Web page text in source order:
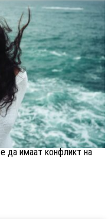
да имаат конфликт на